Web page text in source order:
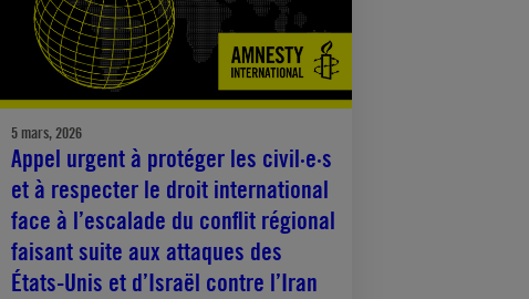
5 mars, 2026
Appel urgent à protéger les civil·e·s
et à respecter le droit international
face à l’escalade du conflit régional
faisant suite aux attaques des
États-Unis et d’Israël contre l’Iran